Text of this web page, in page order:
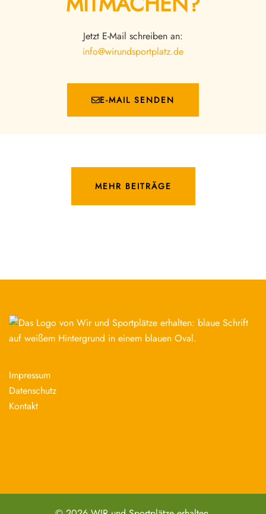
Jetzt E-Mail schreiben an:
info@wirundsportplatz.de
E-MAIL SENDEN
MEHR BEITRÄGE
Impressum
Datenschutz
Kontakt